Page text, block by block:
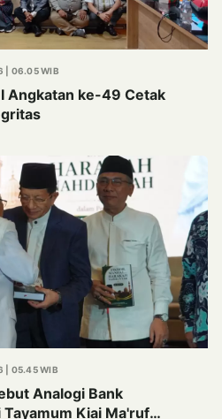
| 06.05 WIB
Angkatan ke-49 Cetak
| 05.45 WIB
Analogi Bank
Kiai Ma'ruf